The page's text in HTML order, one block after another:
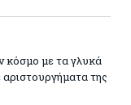
κόσμο με τα γλυκά
αριστουργήματα της